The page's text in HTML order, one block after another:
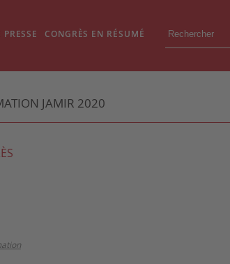
CONGRÈS EN RÉSUMÉ
JAMIR 2020